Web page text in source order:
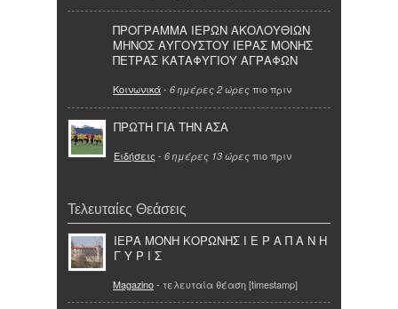
ΠΡΟΓΡΑΜΜΑ ΙΕΡΩΝ ΑΚΟΛΟΥΘΙΩΝ
ΜΗΝΟΣ ΑΥΓΟΥΣΤΟΥ ΙΕΡΑΣ ΜΟΝΗΣ
ΠΕΤΡΑΣ ΚΑΤΑΦΥΓΙΟΥ ΑΓΡΑΦΩΝ
Κοινωνικά- 6 ημέρες 2 ώρες πιο πριν
ΠΡΩΤΗ ΓΙΑ ΤΗΝ ΑΣΑ
Ειδήσεις - 6 ημέρες 13 ώρες πιο πριν
Τελευταίες Θεάσεις
ΙΕΡΑ ΜΟΝΗ ΚΟΡΩΝΗΣ Ι Ε Ρ Α Π Α Ν Η
Γ Υ Ρ Ι Σ
Magazino- τελευταία θέαση [timestamp]